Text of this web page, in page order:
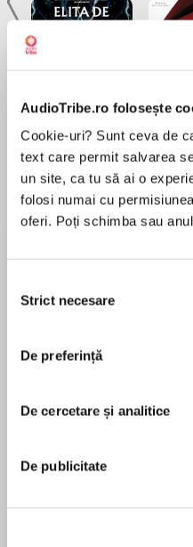
AudioTribe.ro folosește
Cookie-uri? Sunt ceva de
text care permit salvarea
un site, ca tu să ai o
folosi numai cu
oferi. Poți schimba sau
consimțământului
Strict necesare
De preferință
De cercetare și analitice
De publicitate
Elita de Argint (Elita
Diavolul
Desprecarte
As the Hughes family
terrible accident
trapped inside.
Tragic though it is,
WPC Trudy Loveday
MAI MULT
pentru această